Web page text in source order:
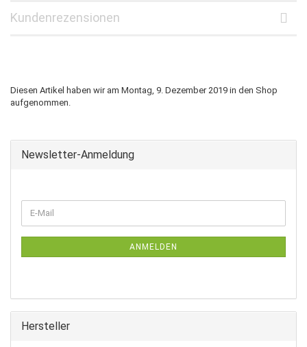
Kundenrezensionen
Diesen Artikel haben wir am Montag, 9. Dezember 2019 in den Shop
aufgenommen.
Newsletter-Anmeldung
ZUR
NEWSLETTER-
E-
Mail
ANMELDEN
Hersteller